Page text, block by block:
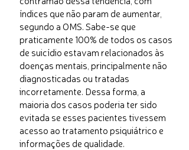
índices que não param de aumentar,
segundo a OMS. Sabe-se que
praticamente 100% de todos os casos
de suicídio estavam relacionados às
doenças mentais, principalmente não
diagnosticadas ou tratadas
incorretamente. Dessa forma, a
maioria dos casos poderia ter sido
evitada se esses pacientes tivessem
acesso ao tratamento psiquiátrico e
informações de qualidade.